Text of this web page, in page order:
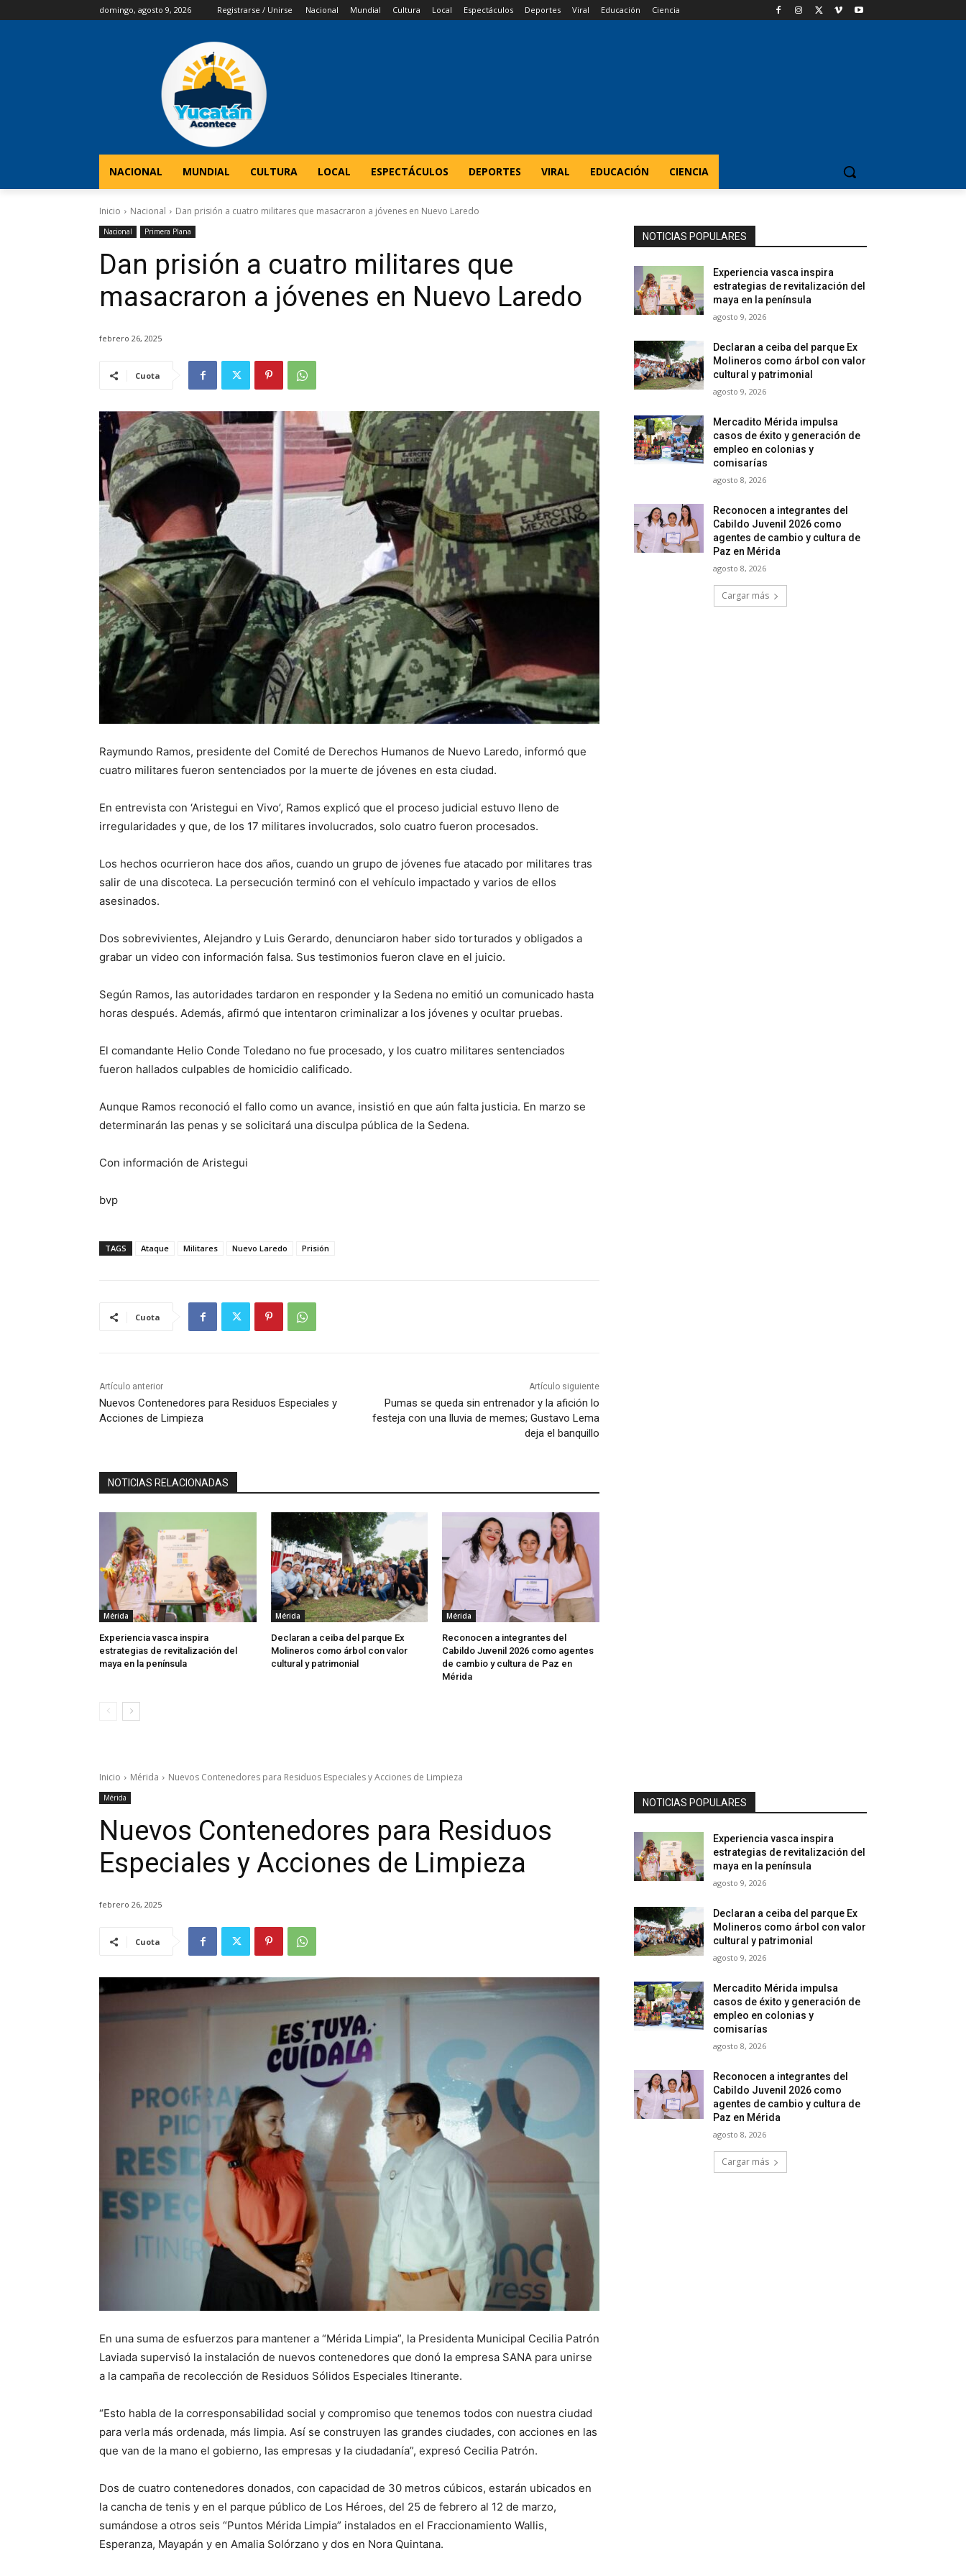
domingo, agosto 9, 2026 Registrarse / Unirse Nacional Mundial Cultura Local Espectáculos Deportes Viral Educación Ciencia
NACIONAL MUNDIAL CULTURA LOCAL ESPECTÁCULOS DEPORTES VIRAL EDUCACIÓN CIENCIA
Inicio Nacional Dan prisión a cuatro militares que masacraron a jóvenes en Nuevo Laredo
Nacional Primera Plana
Dan prisión a cuatro militares que
masacraron a jóvenes en Nuevo Laredo
febrero 26, 2025
Cuota
Raymundo Ramos, presidente del Comité de Derechos Humanos de Nuevo Laredo, informó que
cuatro militares fueron sentenciados por la muerte de jóvenes en esta ciudad.
En entrevista con ‘Aristegui en Vivo’, Ramos explicó que el proceso judicial estuvo lleno de
irregularidades y que, de los 17 militares involucrados, solo cuatro fueron procesados.
Los hechos ocurrieron hace dos años, cuando un grupo de jóvenes fue atacado por militares tras
salir de una discoteca. La persecución terminó con el vehículo impactado y varios de ellos
asesinados.
Dos sobrevivientes, Alejandro y Luis Gerardo, denunciaron haber sido torturados y obligados a
grabar un video con información falsa. Sus testimonios fueron clave en el juicio.
Según Ramos, las autoridades tardaron en responder y la Sedena no emitió un comunicado hasta
horas después. Además, afirmó que intentaron criminalizar a los jóvenes y ocultar pruebas.
El comandante Helio Conde Toledano no fue procesado, y los cuatro militares sentenciados
fueron hallados culpables de homicidio calificado.
Aunque Ramos reconoció el fallo como un avance, insistió en que aún falta justicia. En marzo se
determinarán las penas y se solicitará una disculpa pública de la Sedena.
Con información de Aristegui
bvp
TAGS Ataque Militares Nuevo Laredo Prisión
Cuota
Artículo anterior
Nuevos Contenedores para Residuos Especiales y
Acciones de Limpieza
Artículo siguiente
Pumas se queda sin entrenador y la afición lo
festeja con una lluvia de memes; Gustavo Lema
deja el banquillo
NOTICIAS RELACIONADAS
Mérida
Experiencia vasca inspira
estrategias de revitalización del
maya en la península
Mérida
Declaran a ceiba del parque Ex
Molineros como árbol con valor
cultural y patrimonial
Mérida
Reconocen a integrantes del
Cabildo Juvenil 2026 como agentes
de cambio y cultura de Paz en
Mérida
NOTICIAS POPULARES
Experiencia vasca inspira
estrategias de revitalización del
maya en la península
agosto 9, 2026
Declaran a ceiba del parque Ex
Molineros como árbol con valor
cultural y patrimonial
agosto 9, 2026
Mercadito Mérida impulsa
casos de éxito y generación de
empleo en colonias y
comisarías
agosto 8, 2026
Reconocen a integrantes del
Cabildo Juvenil 2026 como
agentes de cambio y cultura de
Paz en Mérida
agosto 8, 2026
Cargar más